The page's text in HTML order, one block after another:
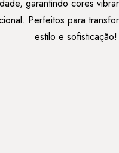
garantindo cores
Perfeitos para
estilo e sofisticação!